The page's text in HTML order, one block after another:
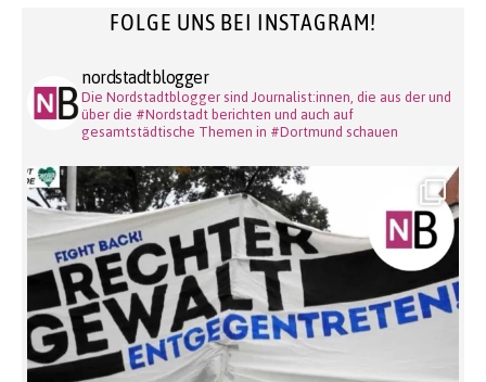
FOLGE UNS BEI INSTAGRAM!
nordstadtblogger
Die Nordstadtblogger sind Journalist:innen, die aus der und
über die #Nordstadt berichten und auch auf
gesamtstädtische Themen in #Dortmund schauen